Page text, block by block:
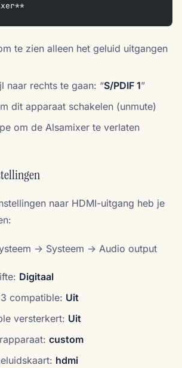
te zien alleen het geluid uitgangen
naar rechts te gaan: “S/PDIF 1”
dit apparaat schakelen (unmute)
om de Alsamixer te verlaten
naar HDMI-uitgang heb je
-> Systeem -> Audio output
Digitaal
compatible: Uit
versterkert: Uit
custom
hdmi